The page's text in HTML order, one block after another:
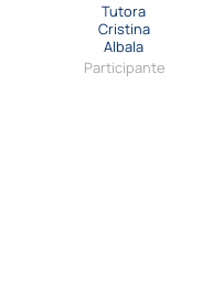
Tutora
Cristina
Albala
Participante